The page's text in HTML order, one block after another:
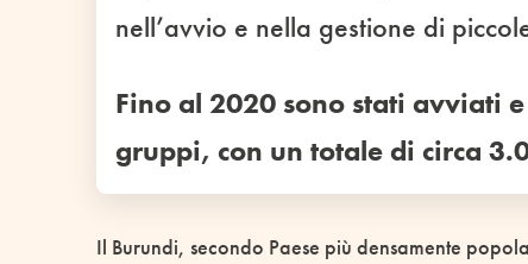
nell’avvio e nella gestione di
Fino al 2020 sono stati avviati
gruppi, con un totale di circa
Il Burundi, secondo Paese più densamente